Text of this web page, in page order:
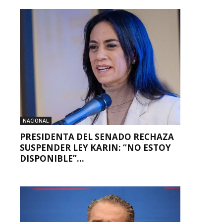
NACIONAL
PRESIDENTA DEL SENADO RECHAZA
SUSPENDER LEY KARIN: “NO ESTOY
DISPONIBLE”...